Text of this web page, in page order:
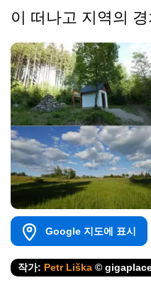
이 떠나고 지역의
Google 지도에 표시
작가: Petr Liška ©